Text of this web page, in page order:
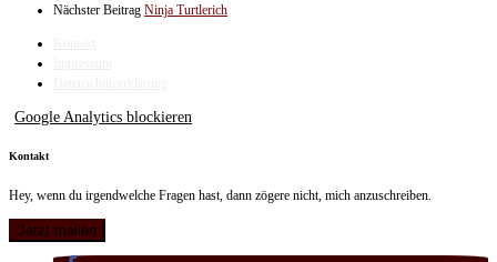
Nächster Beitrag Ninja Turtlerich
Google Analytics blockieren
Kontakt
Hey, wenn du irgendwelche Fragen hast, dann zögere nicht, mich anzuschreiben.